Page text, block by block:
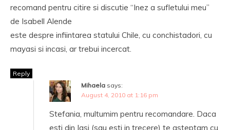
recomand pentru citire si discutie “Inez a sufletului meu”
de Isabell Alende
este despre infiintarea statului Chile, cu conchistadori, cu
mayasi si incasi, ar trebui incercat.
Reply
Mihaela says:
August 4, 2010 at 1:16 pm
Stefania, multumim pentru recomandare. Daca
esti din Iasi (sau esti in trecere) te asteptam cu